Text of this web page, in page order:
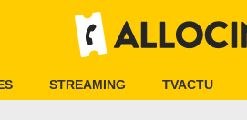
STREAMING TVACTU